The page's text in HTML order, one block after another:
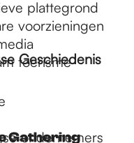
plattegrond
voorzieningen
toerisme
ondernemers
Geschiedenis
Gathering